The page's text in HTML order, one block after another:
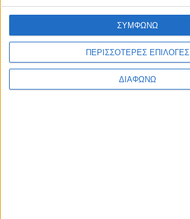
ΠΕΡΙΣΣΟΤΕΡΕΣ ΕΠΙΛΟΓΕΣ
ΔΙΑΦΩΝΩ
ΣΥΜΦΩΝΩ
ΠΟΛΥΤΙΜΟΙ ΛΙΘΟΙ
ΠΟΛΥΤΙΜΑ ΜΕΤΑΛΛΑ
ΠΛΗΡΟΦΟΡΙΕΣ